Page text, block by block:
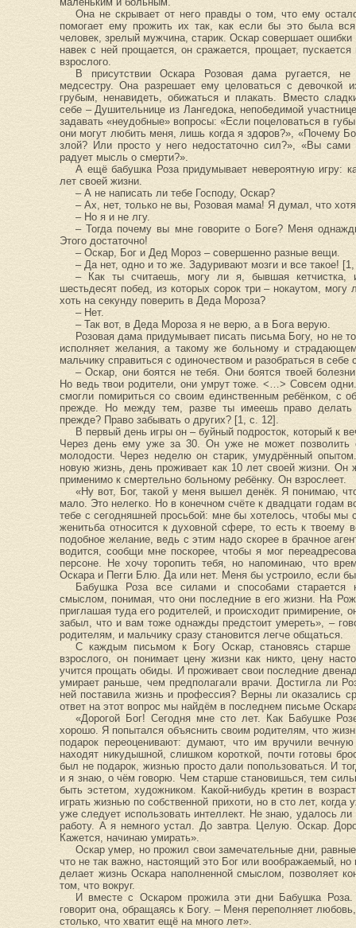
Она не скрывает от него правды о том, что ему
помогает ему прожить их так, как если бы это была
человек, зрелый мужчина, старик. Оскар совершает
навек с ней прощается, он сражается, прощает,
взрослого.
В присутствии Оскара Розовая дама ругается, не
медсестру. Она разрешает ему целоваться с девочкой
грубым, ненавидеть, обижаться и плакать. Вместо
себе – Душительнице из Лангедока, непобедимой
задавать «неудобные» вопросы: «Если поцеловаться в
они могут любить меня, лишь когда я здоров?», «Почему
злой? Или просто у него недостаточно сил?», «Вы
радует мысль о смерти?».
А ещё бабушка Роза придумывает невероятную игру:
лет своей жизни.
– А не написать ли тебе Господу, Оскар?
– Ах, нет, только не вы, Розовая мама! Я думал, что
– Но я и не лгу.
– Тогда почему вы мне говорите о Боге? Меня
Этого достаточно!
– Оскар, Бог и Дед Мороз – совершенно разные вещи.
– Да нет, одно и то же. Задуривают мозги и все такое!
– Как ты считаешь, могу ли я, бывшая кетчистка,
шестьдесят побед, из которых сорок три – нокаутом, могу
хоть на секунду поверить в Деда Мороза?
– Нет.
– Так вот, в Деда Мороза я не верю, а в Бога верую.
Розовая дама придумывает писать письма Богу, но не
исполняет желания, а такому же больному и
мальчику справиться с одиночеством и разобраться в себе
– Оскар, они боятся не тебя. Они боятся твоей
Но ведь твои родители, они умрут тоже. <…> Совсем
смогли помириться со своим единственным ребёнком,
прежде. Но между тем, разве ты имеешь право делать
прежде? Право забывать о других? [1, с. 12].
В первый день игры он – буйный подросток, который к
Через день ему уже за 30. Он уже не может позволить
молодости. Через неделю он старик, умудрённый
новую жизнь, день проживает как 10 лет своей жизни. Он
применимо к смертельно больному ребёнку. Он взрослеет.
«Ну вот, Бог, такой у меня вышел денёк. Я понимаю,
мало. Это нелегко. Но в конечном счёте к двадцати годам
тебе с сегодняшней просьбой: мне бы хотелось, чтобы мы
женитьба относится к духовной сфере, то есть к
подобное желание, ведь с этим надо скорее в брачное
водится, сообщи мне поскорее, чтобы я мог
персоне. Не хочу торопить тебя, но напоминаю, что
Оскара и Пегги Блю. Да или нет. Меня бы устроило, если
Бабушка Роза все силами и способами старается
смыслом, понимая, что они последние в его жизни. На
приглашая туда его родителей, и происходит примирение,
забыл, что и вам тоже однажды предстоит умереть», –
родителям, и мальчику сразу становится легче общаться.
С каждым письмом к Богу Оскар, становясь старше
взрослого, он понимает цену жизни как никто, цену
учится прощать обиды. И проживает свои последние
умирает раньше, чем предполагали врачи. Достигла ли
ней поставила жизнь и профессия? Верны ли оказались
ответ на этот вопрос мы найдём в последнем письме
«Дорогой Бог! Сегодня мне сто лет. Как Бабушке
хорошо. Я попытался объяснить своим родителям, что
подарок переоценивают: думают, что им вручили
находят никудышной, слишком короткой, почти готовы
был не подарок, жизнью просто дали попользоваться. И
и я знаю, о чём говорю. Чем старше становишься, тем
быть эстетом, художником. Какой-нибудь кретин в
играть жизнью по собственной прихоти, но в сто лет,
уже следует использовать интеллект. Не знаю, удалось
работу. А я немного устал. До завтра. Целую. Оскар.
Кажется, начинаю умирать».
Оскар умер, но прожил свои замечательные дни,
что не так важно, настоящий это Бог или воображаемый,
делает жизнь Оскара наполненной смыслом, позволяет
том, что вокруг.
И вместе с Оскаром прожила эти дни Бабушка
говорит она, обращаясь к Богу. – Меня переполняет
столько, что хватит ещё на много лет».